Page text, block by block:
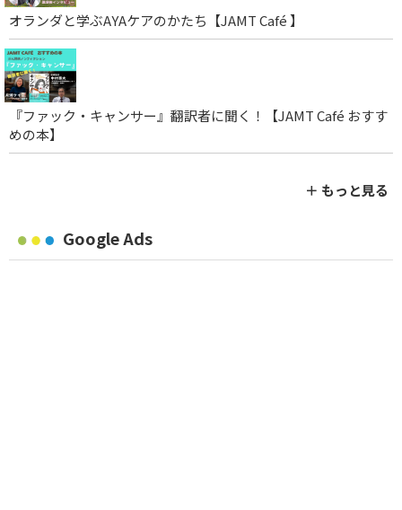
オランダと学ぶAYAケアのかたち【JAMT Café 】
『ファック・キャンサー』翻訳者に聞く！【JAMT Café おすす
めの本】
＋ もっと見る
Google Ads